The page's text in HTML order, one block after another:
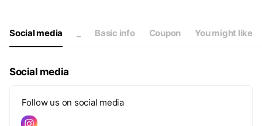
10:00 - 19:00
LINEはスタッフが力尽きるまで応答いたします！！
Social media Basic info Coupon You might like
Social media
Follow us on social media